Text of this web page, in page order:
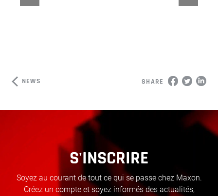
NEWS SHARE
S'INSCRIRE
Soyez au courant de tout ce qui se passe chez Maxon.
Créez un compte et soyez informés des actualités,